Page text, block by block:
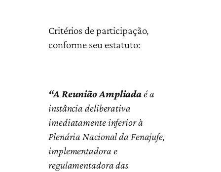
Critérios de participação,
conforme seu estatuto:
“A Reunião Ampliadaé a
instância deliberativa
imediatamente inferior à
Plenária Nacional da Fenajufe,
implementadora e
regulamentadora das